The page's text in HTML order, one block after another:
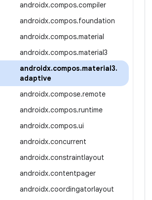
androidx.compos.compiler
androidx.compos.foundation
androidx.compos.material
androidx.compos.material3
androidx.compos.material3.
adaptive
androidx.compose.remote
androidx.compos.runtime
androidx.compos.ui
androidx.concurrent
androidx.constraintlayout
androidx.contentpager
androidx.coordingatorlayout